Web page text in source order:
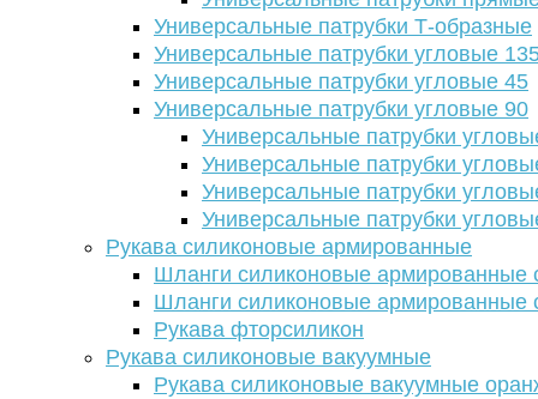
Универсальные патрубки Т-образные
Универсальные патрубки угловые
Универсальные патрубки угловые 45
Универсальные патрубки угловые 90
Универсальные патрубки
Универсальные патрубки
Универсальные патрубки
Универсальные патрубки
Рукава силиконовые армированные
Шланги силиконовые армированные
Шланги силиконовые армированные
Рукава фторсиликон
Рукава силиконовые вакуумные
Рукава силиконовые вакуумные